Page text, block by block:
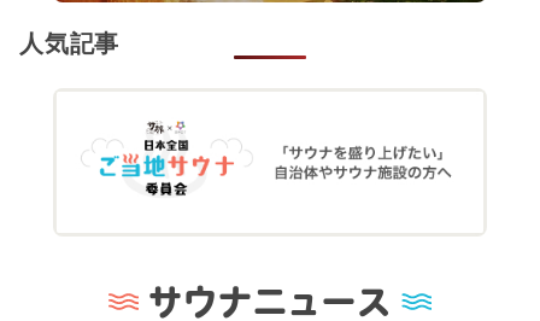
人気記事
サウナニュース